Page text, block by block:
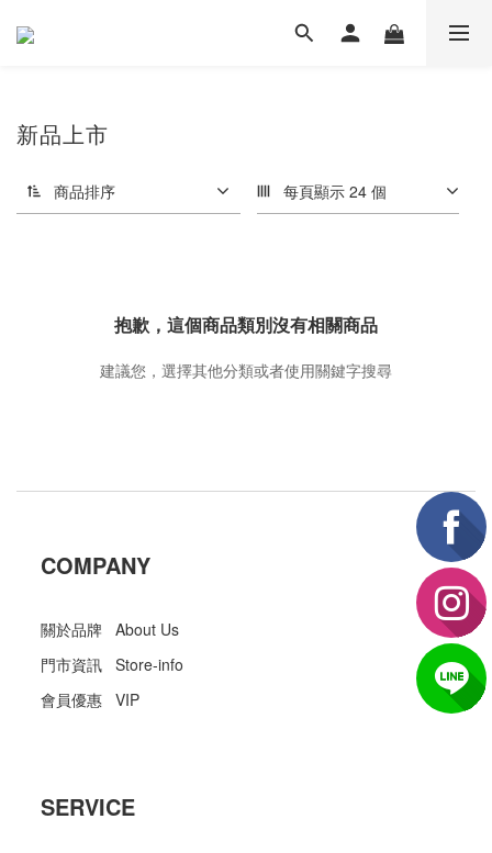
新品上市
商品排序 每頁顯示 24 個
抱歉，這個商品類別沒有相關商品
建議您，選擇其他分類或者使用關鍵字搜尋
COMPANY
關於品牌 About Us
門市資訊 Store-info
會員優惠 VIP
SERVICE